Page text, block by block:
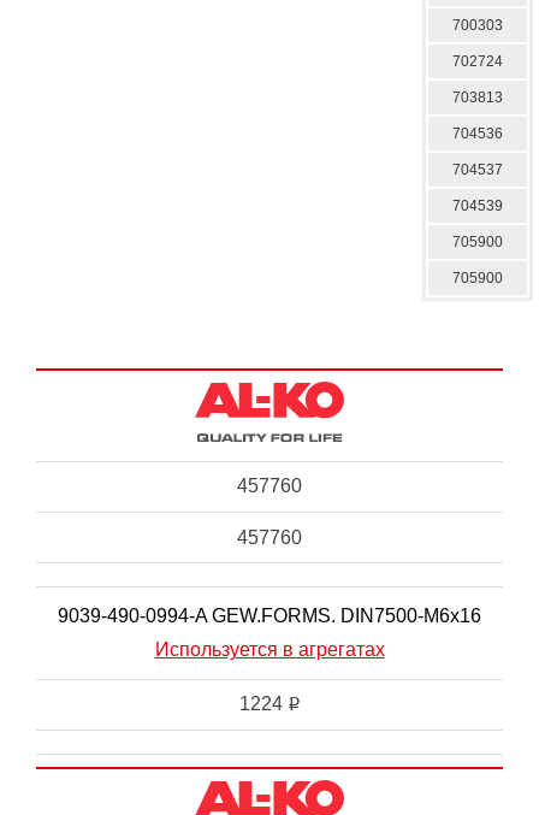
700303
702724
703813
704536
704537
704539
705900
705900
457760
457760
9039-490-0994-A GEW.FORMS. DIN7500-M6x16
Используется в агрегатах
1224 i